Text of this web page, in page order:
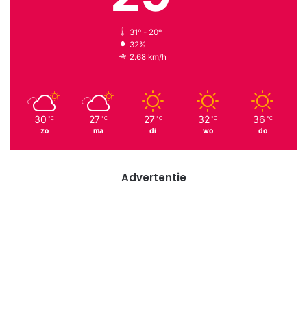
31º - 20º
32%
2.68 km/h
30 ℃
zo
27 ℃
ma
27 ℃
di
32 ℃
wo
36 ℃
do
Advertentie